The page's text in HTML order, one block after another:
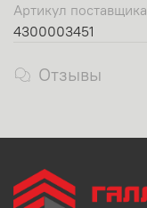
Артикул поставщика
4300003451
Отзывы